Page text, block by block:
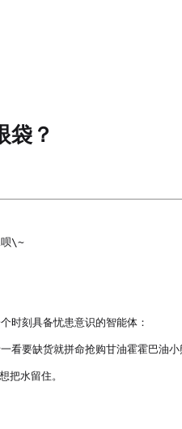
袋？
呗\~
时刻具备忧患意识的智能体：
看要缺货就拼命抢购甘油霍霍巴油小
把水留住。